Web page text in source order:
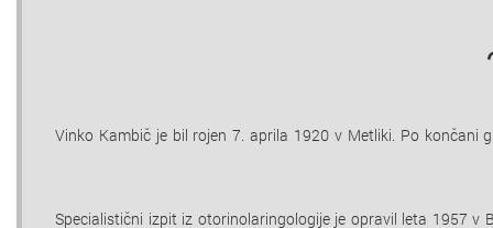
Vinko Kambič je bil rojen 7. aprila 1920 v Metliki. Po končani
Specialistični izpit iz otorinolaringologije je opravil leta 1957